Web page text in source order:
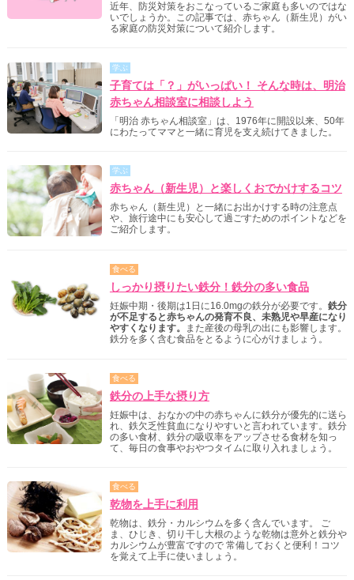
近年、防災対策をおこなっているご家庭も多いのではな
いでしょうか。この記事では、赤ちゃん（新生児）がい
る家庭の防災対策について紹介します。
学ぶ
子育ては「？」がいっぱい！ そんな時は、明治
赤ちゃん相談室に相談しよう
「明治 赤ちゃん相談室」は、1976年に開設以来、50年
にわたってママと一緒に育児を支え続けてきました。
学ぶ
赤ちゃん（新生児）と楽しくおでかけするコツ
赤ちゃん（新生児）と一緒にお出かけする時の注意点
や、旅行途中にも安心して過ごすためのポイントなどを
ご紹介します。
食べる
しっかり摂りたい鉄分！鉄分の多い食品
妊娠中期・後期は1日に16.0mgの鉄分が必要です。 鉄分
が不足すると赤ちゃんの発育不良、未熟児や早産になり
やすくなります。
また産後の母乳の出にも影響します。
鉄分を多く含む食品をとるように心がけましょう。
食べる
鉄分の上手な摂り方
妊娠中は、おなかの中の赤ちゃんに鉄分が優先的に送ら
れ、鉄欠乏性貧血になりやすいと言われています。鉄分
の多い食材、鉄分の吸収率をアップさせる食材を知っ
て、毎日の食事やおやつタイムに取り入れましょう。
食べる
乾物を上手に利用
乾物は、鉄分・カルシウムを多く含んでいます。 ご
ま、ひじき、切り干し大根のような乾物は意外と鉄分や
カルシウムが豊富ですので 常備しておくと便利！コツ
を覚えて上手に使いましょう。